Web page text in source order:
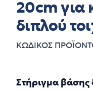
20cm για
διπλού
ΚΩΔΙΚΟΣ
Περιγραφή
Στήριγμα βάσης